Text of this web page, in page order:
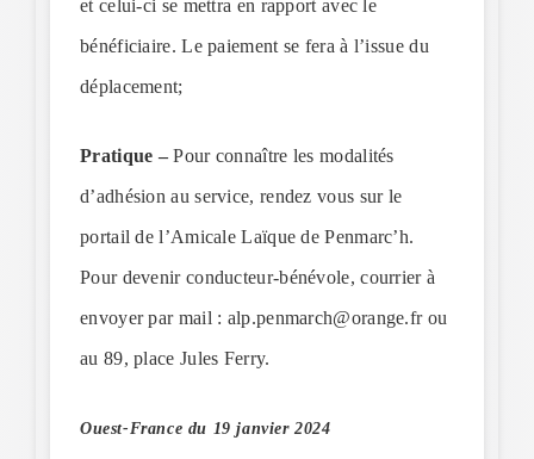
et celui-ci se mettra en rapport avec le
bénéficiaire. Le paiement se fera à l’issue du
déplacement;
Pratique – Pour connaître les modalités
d’adhésion au service, rendez vous sur le
portail de l’Amicale Laïque de Penmarc’h.
Pour devenir conducteur-bénévole, courrier à
envoyer par mail : alp.penmarch@orange.fr ou
au 89, place Jules Ferry.
Ouest-France du 19 janvier 2024